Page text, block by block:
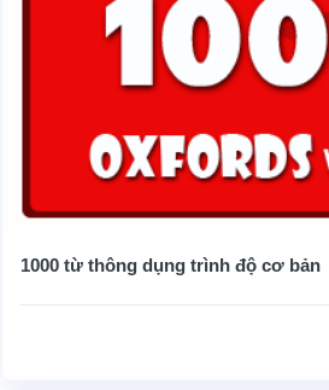
1000 từ thông dụng trình độ cơ bản